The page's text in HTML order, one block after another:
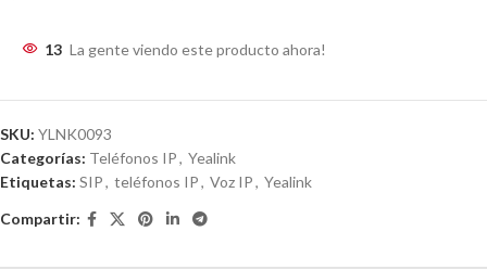
13 La gente viendo este producto ahora!
SKU: YLNK0093
Categorías: Teléfonos IP, Yealink
Etiquetas: SIP, teléfonos IP, Voz IP, Yealink
Compartir: